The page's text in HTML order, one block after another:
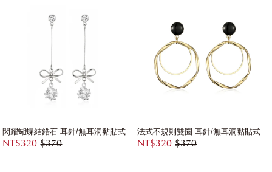
閃耀蝴蝶結鋯石 耳針/無耳洞黏貼式耳環
NT$320 $370
法式不規則雙圈 耳針/無耳洞黏貼式耳環
NT$320 $370